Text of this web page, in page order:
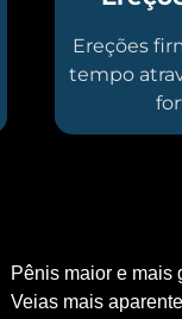
Ereções
tempo
Pênis maior e mais
Veias mais